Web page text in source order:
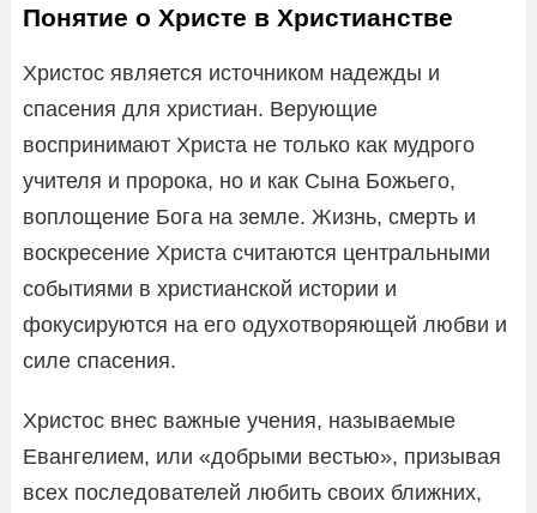
Понятие о Христе в Христианстве
Христос является источником надежды и
спасения для христиан. Верующие
воспринимают Христа не только как мудрого
учителя и пророка, но и как Сына Божьего,
воплощение Бога на земле. Жизнь, смерть и
воскресение Христа считаются центральными
событиями в христианской истории и
фокусируются на его одухотворяющей любви и
силе спасения.
Христос внес важные учения, называемые
Евангелием, или «добрыми вестью», призывая
всех последователей любить своих ближних,